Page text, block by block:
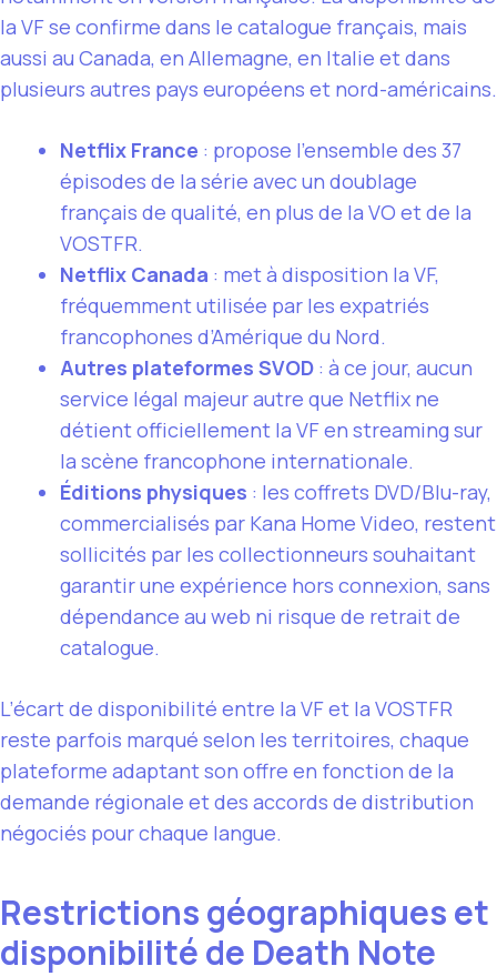
la VF se confirme dans le catalogue français, mais
aussi au Canada, en Allemagne, en Italie et dans
plusieurs autres pays européens et nord-américains.
Netflix France : propose l’ensemble des 37
épisodes de la série avec un doublage
français de qualité, en plus de la VO et de la
VOSTFR.
Netflix Canada : met à disposition la VF,
fréquemment utilisée par les expatriés
francophones d’Amérique du Nord.
Autres plateformes SVOD : à ce jour, aucun
service légal majeur autre que Netflix ne
détient officiellement la VF en streaming sur
la scène francophone internationale.
Éditions physiques : les coffrets DVD/Blu-ray,
commercialisés par Kana Home Video, restent
sollicités par les collectionneurs souhaitant
garantir une expérience hors connexion, sans
dépendance au web ni risque de retrait de
catalogue.
L’écart de disponibilité entre la VF et la VOSTFR
reste parfois marqué selon les territoires, chaque
plateforme adaptant son offre en fonction de la
demande régionale et des accords de distribution
négociés pour chaque langue.
Restrictions géographiques et
disponibilité de Death Note